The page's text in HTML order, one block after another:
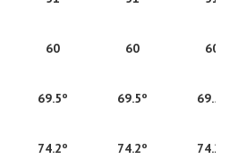
60 60 60
69.5º 69.5º 69.5º
74.2º 74.2º 74.2º